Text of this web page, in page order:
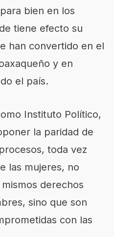
bien en los
tiene efecto su
han convertido en el
y en
el país.
Instituto Político,
la paridad de
toda vez
las mujeres, no
derechos
sino que son
con las